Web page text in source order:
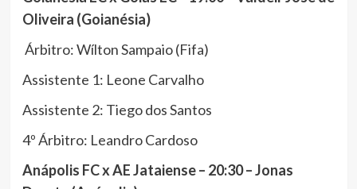
Oliveira (Goianésia)
Árbitro: Wílton Sampaio (Fifa)
Assistente 1: Leone Carvalho
Assistente 2: Tiego dos Santos
4º Árbitro: Leandro Cardoso
Anápolis FC x AE Jataiense – 20:30 – Jonas